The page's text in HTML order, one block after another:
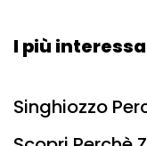
I più
Singhiozzo